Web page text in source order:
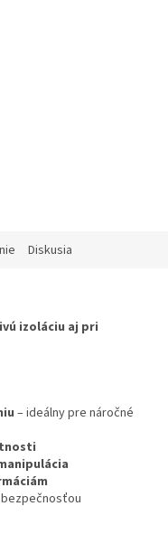
Diskusia
izoláciu aj pri
– ideálny pre náročné